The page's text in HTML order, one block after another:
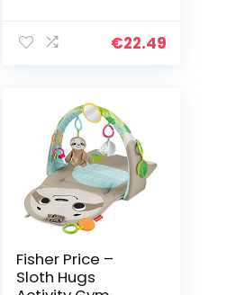
€22.49
Fisher Price –
Sloth Hugs